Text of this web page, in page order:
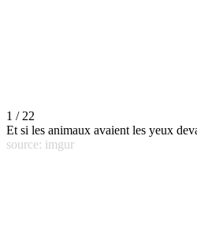
1 / 22
Et si les animaux avaient les yeux
source: imgur